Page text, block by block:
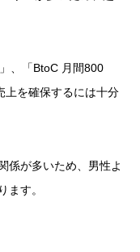
、「BtoC 月間800
上を確保するには十分
係が多いため、男性よ
ます。